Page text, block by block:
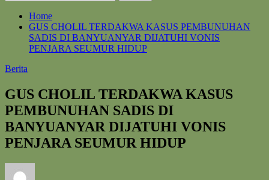
Home
GUS CHOLIL TERDAKWA KASUS PEMBUNUHAN
SADIS DI BANYUANYAR DIJATUHI VONIS
PENJARA SEUMUR HIDUP
Berita
GUS CHOLIL TERDAKWA KASUS
PEMBUNUHAN SADIS DI
BANYUANYAR DIJATUHI VONIS
PENJARA SEUMUR HIDUP